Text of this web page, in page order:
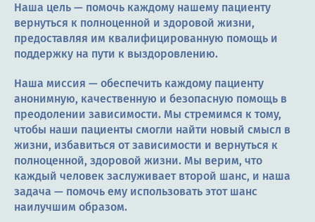
Наша цель — помочь каждому нашему пациенту
вернуться к полноценной и здоровой жизни,
предоставляя им квалифицированную помощь и
поддержку на пути к выздоровлению.
Наша миссия — обеспечить каждому пациенту
анонимную, качественную и безопасную помощь в
преодолении зависимости. Мы стремимся к тому,
чтобы наши пациенты смогли найти новый смысл в
жизни, избавиться от зависимости и вернуться к
полноценной, здоровой жизни. Мы верим, что
каждый человек заслуживает второй шанс, и наша
задача — помочь ему использовать этот шанс
наилучшим образом.